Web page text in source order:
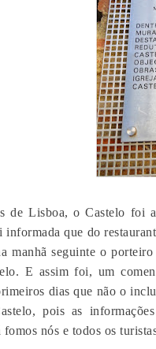
de Lisboa, o Castelo foi
que do
manhã seguinte o
E assim foi, um
dias que não o
pois as
nós e todos os